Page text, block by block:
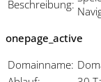
Beschreibung:
onepage_active
Domainname: